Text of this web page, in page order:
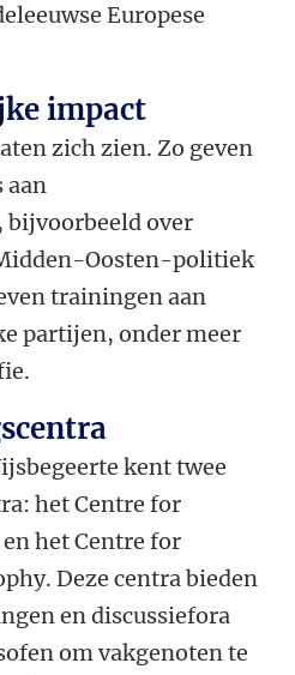
Europese
impact
zich zien. Zo geven
aan
over
Oosten-politiek
trainingen aan
partijen, onder meer
kent twee
het Centre for
het Centre for
Deze centra bieden
en discussiefora
om vakgenoten te